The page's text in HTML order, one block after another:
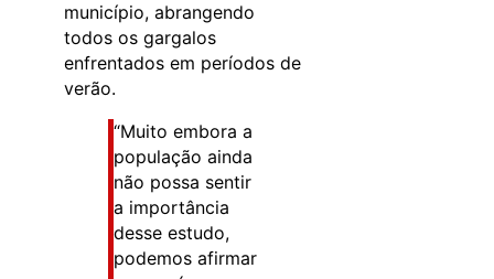
município, abrangendo
todos os gargalos
enfrentados em períodos de
verão.
“Muito embora a
população ainda
não possa sentir
a importância
desse estudo,
podemos afirmar